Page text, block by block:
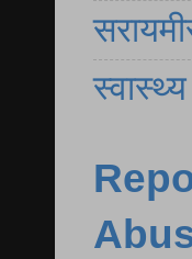
स्वास्थ्य